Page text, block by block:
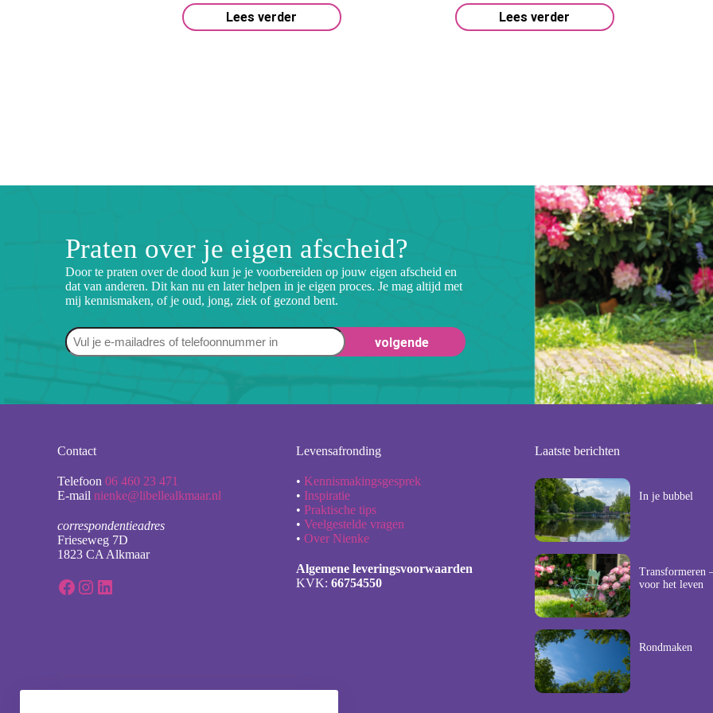
Lees verder Lees verder
Praten over je eigen afscheid?
Door te praten over de dood kun je je voorbereiden op jouw eigen afscheid en
dat van anderen. Dit kan nu en later helpen in je eigen proces. Je mag altijd met
mij kennismaken, of je oud, jong, ziek of gezond bent.
Naam
Contact
Telefoon 06 460 23 471
E-mail nienke@libellealkmaar.nl
correspondentieadres
Frieseweg 7D
1823 CA Alkmaar
Facebook Instagram LinkedIn
Levensafronding
• Kennismakingsgesprek
• Inspiratie
• Praktische tips
• Veelgestelde vragen
• Over Nienke
Algemene leveringsvoorwaarden
KVK: 66754550
Laatste berichten
In je bubbel
Transformeren
voor het leven
Rondmaken